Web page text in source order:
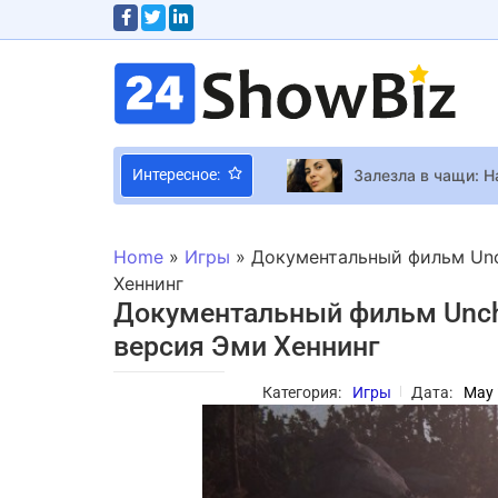
Интересное:
Залезла в чащи:
Уютный
Джамала
Стало известно,
Наталья
Бывший
Open Waters –
Home » Игры » Документальный фильм
Хеннинг
Документальный фильм
версия Эми Хеннинг
Категория: Игры Дата: May